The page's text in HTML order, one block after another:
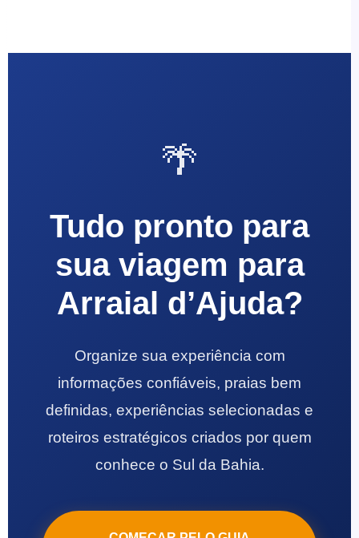
🌴
Tudo pronto para
sua viagem para
Arraial d’Ajuda?
Organize sua experiência com
informações confiáveis, praias bem
definidas, experiências selecionadas e
roteiros estratégicos criados por quem
conhece o Sul da Bahia.